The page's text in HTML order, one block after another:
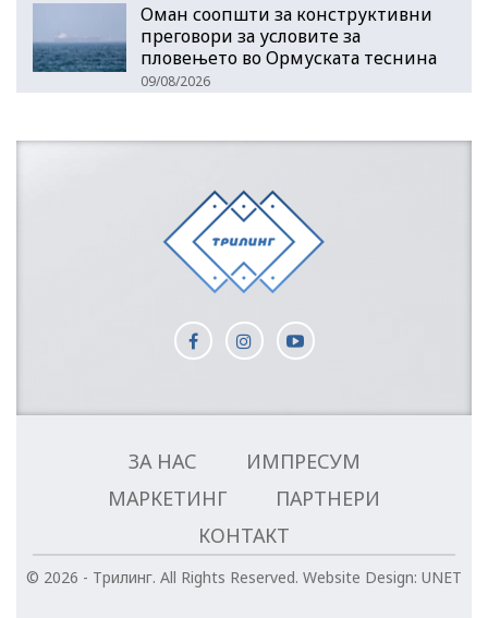
Оман соопшти за конструктивни
преговори за условите за
пловењето во Ормуската теснина
09/08/2026
ЗА НАС
ИМПРЕСУМ
МАРКЕТИНГ
ПАРТНЕРИ
КОНТАКТ
© 2026 - Трилинг. All Rights Reserved. Website Design: UNET